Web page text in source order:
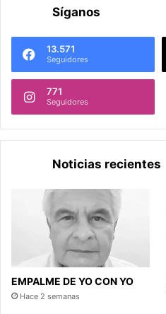
Síganos
13.571
Seguidores
771
Seguidores
Noticias recientes
EMPALME DE YO CON YO
Hace 2 semanas